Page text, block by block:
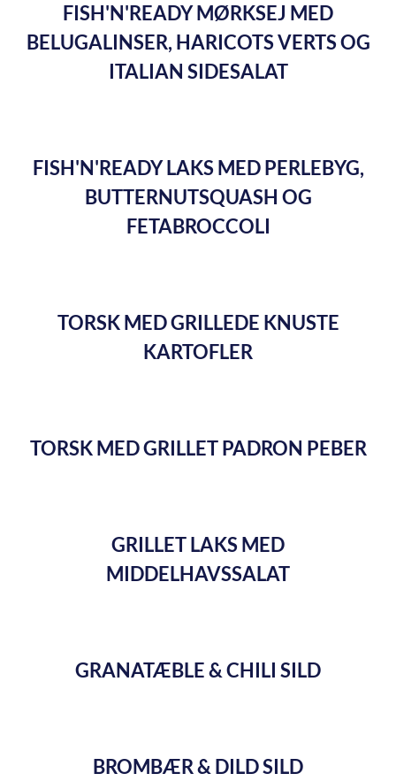
FISH'N'READY MØRKSEJ MED
BELUGALINSER, HARICOTS VERTS OG
ITALIAN SIDESALAT
FISH'N'READY LAKS MED PERLEBYG,
BUTTERNUTSQUASH OG
FETABROCCOLI
TORSK MED GRILLEDE KNUSTE
KARTOFLER
TORSK MED GRILLET PADRON PEBER
GRILLET LAKS MED
MIDDELHAVSSALAT
GRANATÆBLE & CHILI SILD
BROMBÆR & DILD SILD